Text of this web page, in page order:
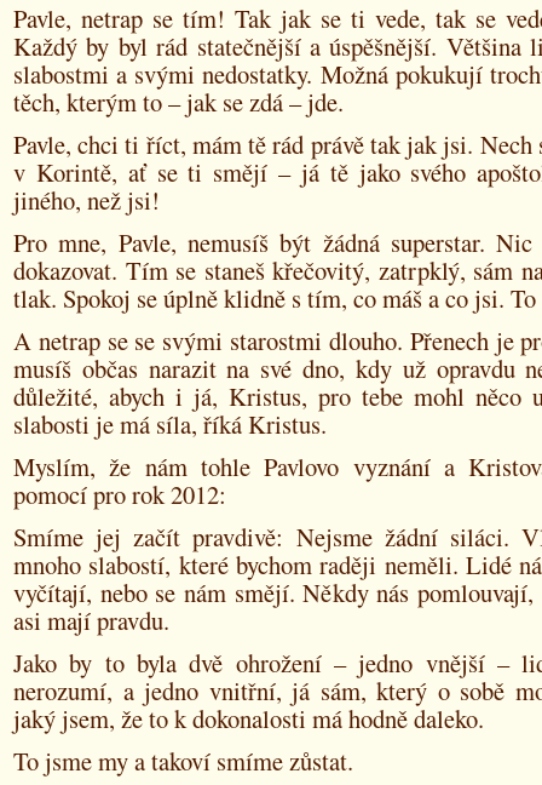
Pavle, netrap se tím! Tak jak se ti vede, tak se
Každý by byl rád statečnější a úspěšnější.
slabostmi a svými nedostatky. Možná pokukují
těch, kterým to – jak se zdá – jde.
Pavle, chci ti říct, mám tě rád právě tak jak jsi.
v Korintě, ať se ti smějí – já tě jako svého
jiného, než jsi!
Pro mne, Pavle, nemusíš být žádná superstar.
dokazovat. Tím se staneš křečovitý, zatrpklý, sám
tlak. Spokoj se úplně klidně s tím, co máš a co jsi.
A netrap se se svými starostmi dlouho. Přenech je
musíš občas narazit na své dno, kdy už opravdu
důležité, abych i já, Kristus, pro tebe mohl něco
slabosti je má síla, říká Kristus.
Myslím, že nám tohle Pavlovo vyznání a
pomocí pro rok 2012:
Smíme jej začít pravdivě: Nejsme žádní siláci.
mnoho slabostí, které bychom raději neměli. Lidé
vyčítají, nebo se nám smějí. Někdy nás
asi mají pravdu.
Jako by to byla dvě ohrožení – jedno vnější –
nerozumí, a jedno vnitřní, já sám, který o sobě
jaký jsem, že to k dokonalosti má hodně daleko.
To jsme my a takoví smíme zůstat.